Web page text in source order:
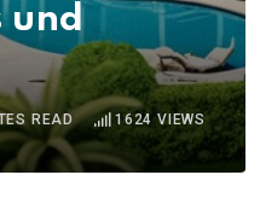
und
READ 1624 VIEWS